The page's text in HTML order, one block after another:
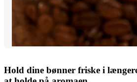
Hold dine bønner friske i